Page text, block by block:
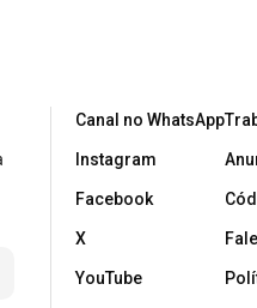
Canal no WhatsApp
Instagram
Facebook
X
YouTube